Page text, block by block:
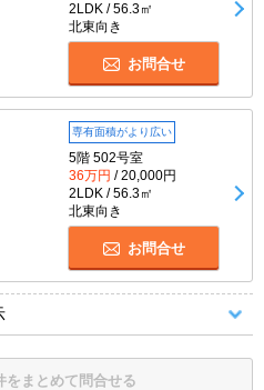
2LDK / 56.3㎡
北東向き
お問合せ
専有面積がより広い
5階 502号室
36万円 / 20,000円
2LDK / 56.3㎡
北東向き
お問合せ
をまとめて問合せる